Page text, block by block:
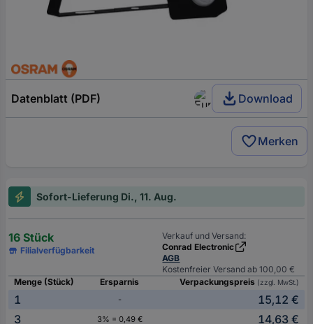
Datenblatt (PDF) Download
Merken
Sofort-Lieferung Di., 11. Aug.
16 Stück
Filialverfügbarkeit
Verkauf und Versand:
Conrad Electronic
AGB
Kostenfreier Versand ab 100,00 €
Menge (Stück)
Ersparnis Verpackungspreis (zzgl. MwSt.)
1 -
15,12 €
3
3% = 0,49 €
14,63 €